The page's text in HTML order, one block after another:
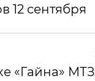
12 сентября
«Гайна» МТЗ